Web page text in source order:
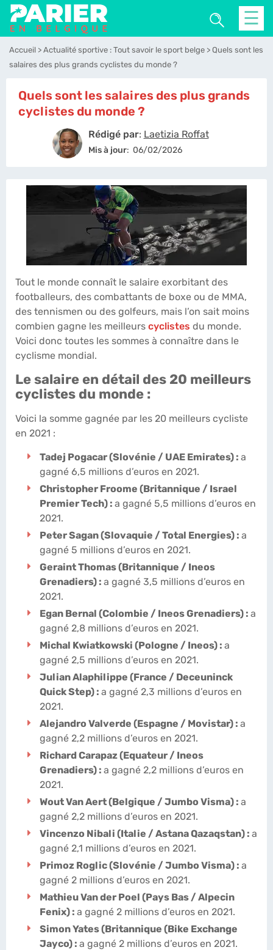
☰
Accueil Actualité sportive : Tout savoir le sport belge
Quels sont les
salaires des plus grands cyclistes du monde ?
Quels sont les salaires des plus grands
cyclistes du monde ?
Rédigé par: Laetizia Roffat
Mis à jour: 06/02/2026
Tout le monde connaît le salaire exorbitant des
footballeurs, des combattants de boxe ou de MMA,
des tennismen ou des golfeurs, mais l’on sait moins
combien gagne les meilleurs cyclistes du monde.
Voici donc toutes les sommes à connaître dans le
cyclisme mondial.
Le salaire en détail des 20 meilleurs
cyclistes du monde :
Voici la somme gagnée par les 20 meilleurs cycliste
en 2021 :
Tadej Pogacar (Slovénie / UAE Emirates) : a
gagné 6,5 millions d’euros en 2021.
Christopher Froome (Britannique / Israel
Premier Tech) : a gagné 5,5 millions d’euros en
2021.
Peter Sagan (Slovaquie / Total Energies) : a
gagné 5 millions d’euros en 2021.
Geraint Thomas (Britannique / Ineos
Grenadiers) : a gagné 3,5 millions d’euros en
2021.
Egan Bernal (Colombie / Ineos Grenadiers) : a
gagné 2,8 millions d’euros en 2021.
Michal Kwiatkowski (Pologne / Ineos) : a
gagné 2,5 millions d’euros en 2021.
Julian Alaphilippe (France / Deceuninck
Quick Step) : a gagné 2,3 millions d’euros en
2021.
Alejandro Valverde (Espagne / Movistar) : a
gagné 2,2 millions d’euros en 2021.
Richard Carapaz (Equateur / Ineos
Grenadiers) : a gagné 2,2 millions d’euros en
2021.
Wout Van Aert (Belgique / Jumbo Visma) : a
gagné 2,2 millions d’euros en 2021.
Vincenzo Nibali (Italie / Astana Qazaqstan) : a
gagné 2,1 millions d’euros en 2021.
Primoz Roglic (Slovénie / Jumbo Visma) : a
gagné 2 millions d’euros en 2021.
Mathieu Van der Poel (Pays Bas / Alpecin
Fenix) : a gagné 2 millions d’euros en 2021.
Simon Yates (Britannique (Bike Exchange
Jayco) : a gagné 2 millions d’euros en 2021.